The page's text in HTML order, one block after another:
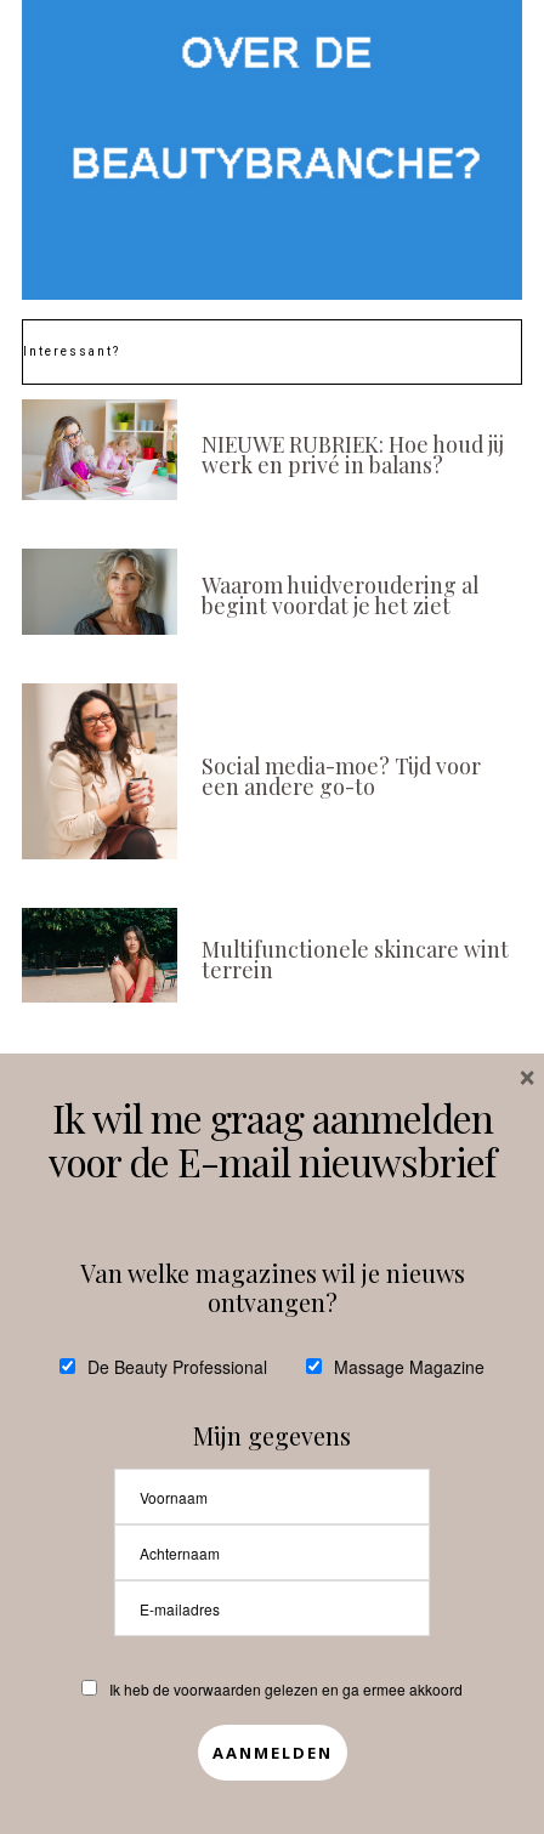
Interessant?
NIEUWE RUBRIEK: Hoe houd jij
werk en privé in balans?
Waarom huidveroudering al
begint voordat je het ziet
Social media-moe? Tijd voor
een andere go-to
Multifunctionele skincare wint
terrein
Instagram Facebook
debeautyprofessional
Beauty-Pro.nl
Abonneren Contact
APP
Ik wil me graag aanmelden
voor de E-mail nieuwsbrief
Van welke magazines wil je nieuws
ontvangen?
De Beauty Professional Massage Magazine
Mijn gegevens
Ik heb de voorwaarden gelezen en ga ermee akkoord
×